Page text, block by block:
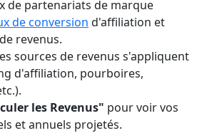
de partenariats de marque
de conversion d'affiliation et
revenus.
sources de revenus s'appliquent
d'affiliation, pourboires,
les Revenus" pour voir vos
et annuels projetés.